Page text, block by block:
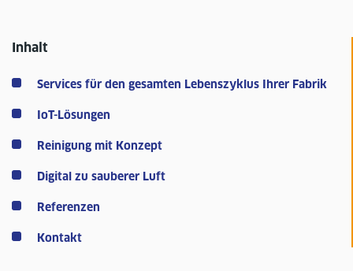
Inhalt
Services für den gesamten Lebenszyklus Ihrer Fabrik
IoT-Lösungen
Reinigung mit Konzept
Digital zu sauberer Luft
Referenzen
Kontakt